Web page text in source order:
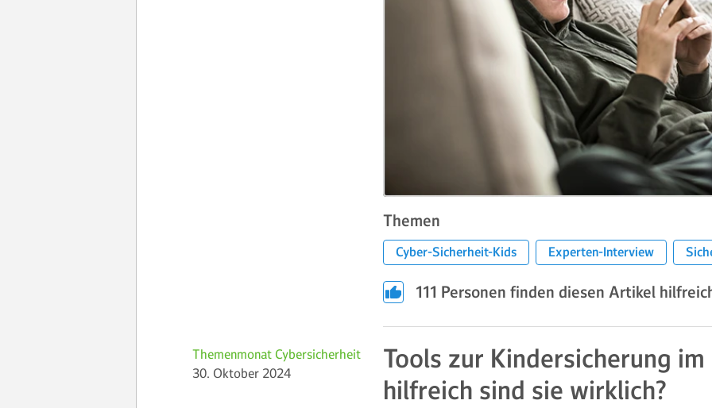
Themen
Cyber-Sicherheit-Kids Experten-Interview
111 Personen finden diesen Artikel
Themenmonat Cybersicherheit
30. Oktober 2024
Tools zur Kindersicherung
hilfreich sind sie wirklich?